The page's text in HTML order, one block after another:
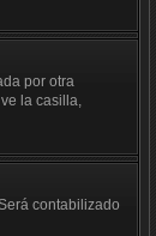
por otra
la casilla,
contabilizado